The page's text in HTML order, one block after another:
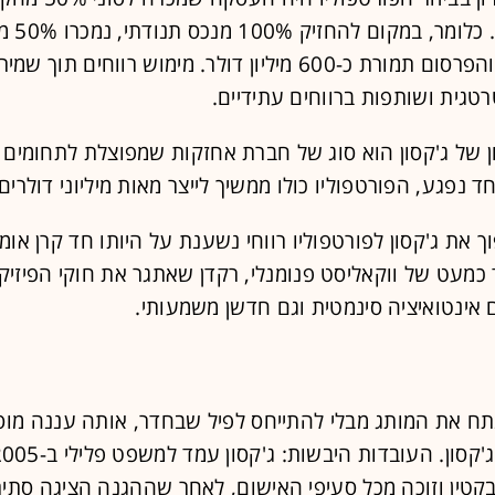
המאסטרים והפרסום תמורת כ-600 מיליון דולר. מימוש רווחים
ושותפות ברווחים עתידיים.
של ג'קסון הוא סוג של חברת אחזקות שמפוצלת
נפגע, הפורטפוליו כולו ממשיך לייצר מאות מיליוני
את ג'קסון לפורטפוליו רווחי נשענת על היותו חד קרן
כמעט של ווקאליסט פנומנלי, רקדן שאתגר את חוקי
סינמטית וגם חדשן משמעותי.
את המותג מבלי להתייחס לפיל שבחדר, אותה עננה
וזוכה מכל סעיפי האישום, לאחר שההגנה הציגה